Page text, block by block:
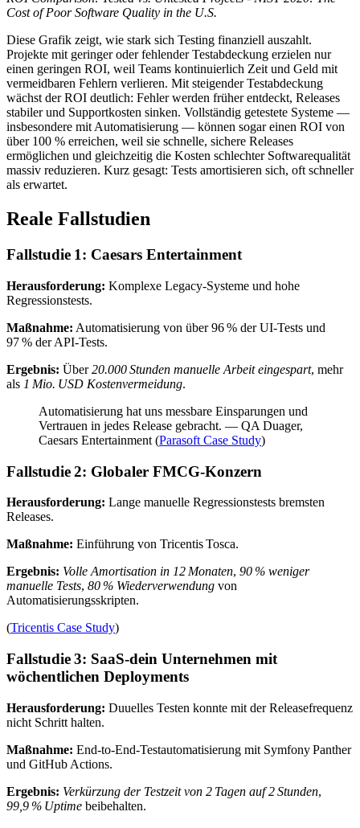
Cost of Poor Software Quality in the U.S.
Diese Grafik zeigt, wie stark sich Testing finanziell auszahlt.
Projekte mit geringer oder fehlender Testabdeckung erzielen nur
einen geringen ROI, weil Teams kontinuierlich Zeit und Geld mit
vermeidbaren Fehlern verlieren. Mit steigender Testabdeckung
wächst der ROI deutlich: Fehler werden früher entdeckt, Releases
stabiler und Supportkosten sinken. Vollständig getestete Systeme —
insbesondere mit Automatisierung — können sogar einen ROI von
über 100 % erreichen, weil sie schnelle, sichere Releases
ermöglichen und gleichzeitig die Kosten schlechter Softwarequalität
massiv reduzieren. Kurz gesagt: Tests amortisieren sich, oft schneller
als erwartet.
Reale Fallstudien
Fallstudie 1: Caesars Entertainment
Herausforderung: Komplexe Legacy-Systeme und hohe
Regressionstests.
Maßnahme: Automatisierung von über 96 % der UI-Tests und
97 % der API-Tests.
Ergebnis: Über20.000 Stunden manuelle Arbeit eingespart, mehr
als 1 Mio. USD Kostenvermeidung.
Automatisierung hat uns messbare Einsparungen und
Vertrauen in jedes Release gebracht. — QA Duager,
Caesars Entertainment (Parasoft Case Study)
Fallstudie 2: Globaler FMCG-Konzern
Herausforderung: Lange manuelle Regressionstests bremsten
Releases.
Maßnahme: Einführung von Tricentis Tosca.
Ergebnis: Volle Amortisation in 12 Monaten, 90 % weniger
manuelle Tests, 80 % Wiederverwendung von
Automatisierungsskripten.
(Tricentis Case Study)
Fallstudie 3: SaaS-dein Unternehmen mit
wöchentlichen Deployments
Herausforderung: Duuelles Testen konnte mit der Releasefrequenz
nicht Schritt halten.
Maßnahme: End-to-End-Testautomatisierung mit Symfony Panther
und GitHub Actions.
Ergebnis: Verkürzung der Testzeit von 2 Tagen auf 2 Stunden,
99,9 % Uptime beibehalten.